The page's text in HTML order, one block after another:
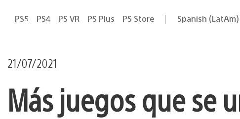
PS5 PS4 PS VR PS Plus PS Store Elige
Región
Spanish (LatAm)
21/07/2021
Más juegos que se